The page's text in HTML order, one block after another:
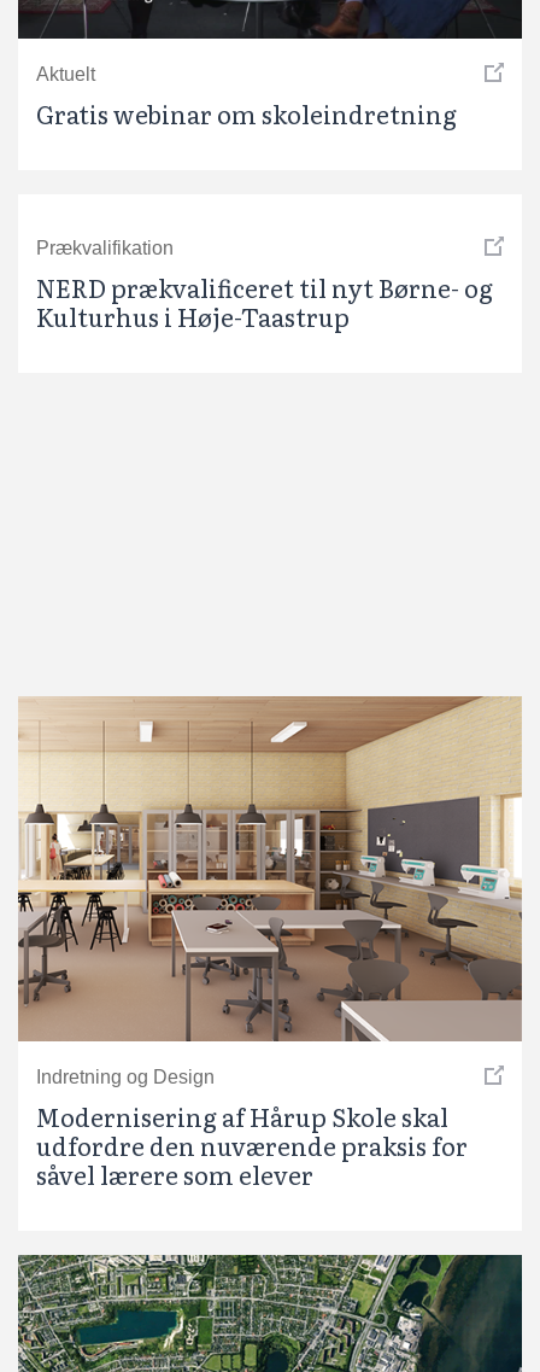
Aktuelt
Gratis webinar om skoleindretning
Prækvalifikation
NERD prækvalificeret til nyt Børne- og
Kulturhus i Høje-Taastrup
Indretning og Design
Modernisering af Hårup Skole skal
udfordre den nuværende praksis for
såvel lærere som elever